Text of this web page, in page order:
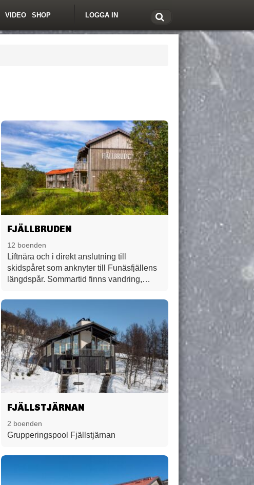
LOGGA IN
VIDEO SHOP
FJÄLLBRUDEN
12 boenden
Liftnära och i direkt anslutning till
skidspåret som anknyter till Funäsfjällens
längdspår. Sommartid finns vandring,
Nära till restauranger och andra
serviceverksamheter. Här bor ni i ljusa och
trivsamma lägenheter som i sin enkelhet
har allt man behöver på fjällsemestern,
bland annat egen balkong/altan i
söderläge, bastu skidförråd och vallabod.
Husdjur är välkomna i många lägenheter.
FJÄLLSTJÄRNAN
2 boenden
Grupperingspool Fjällstjärnan